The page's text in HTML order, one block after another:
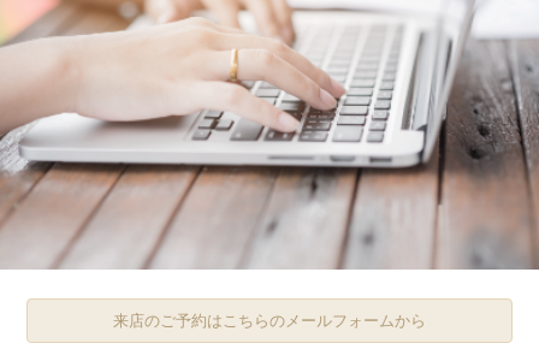
来店のご予約はこちらのメールフォームから